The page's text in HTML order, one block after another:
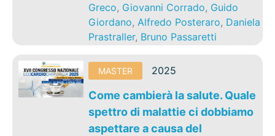
Greco, Giovanni Corrado, Guido
Giordano,Alfredo Posteraro, Daniela
Prastraller, Bruno Passaretti
MASTER 2025
Come cambierà la salute. Quale
spettro di malattie ci dobbiamo
aspettare a causa del